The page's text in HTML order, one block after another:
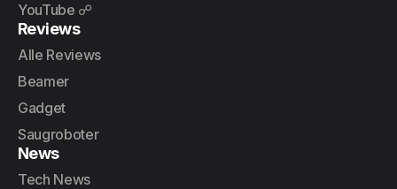
YouTube ☍
Reviews
Alle Reviews
Beamer
Gadget
Saugroboter
News
Tech News